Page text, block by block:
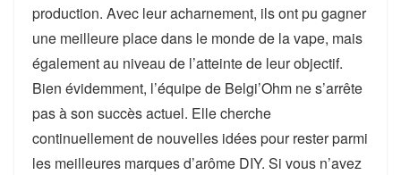
production. Avec leur acharnement, ils ont pu gagner
une meilleure place dans le monde de la vape, mais
également au niveau de l’atteinte de leur objectif.
Bien évidemment, l’équipe de Belgi’Ohm ne s’arrête
pas à son succès actuel. Elle cherche
continuellement de nouvelles idées pour rester parmi
les meilleures marques d’arôme DIY. Si vous n’avez